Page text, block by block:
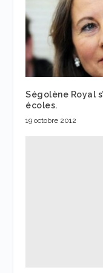
Ségolène Royal
écoles.
19 octobre 2012